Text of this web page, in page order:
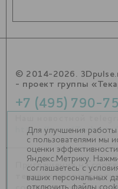
© 2014-2026.
- проект группы
+7 (495) 790-
https://t.me/
Приглашения на
тематике
Для улучшения работы
с пользователями мы
оценки
Яндекс.Метрику.
соглашаетесь с
ваших персональных
отключить файлы